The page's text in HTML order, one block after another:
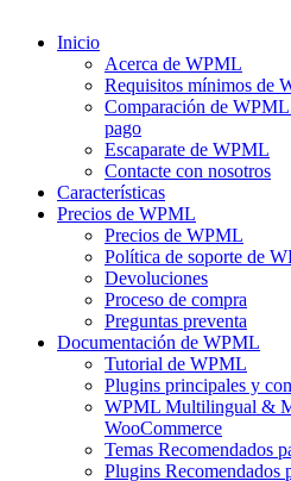
Inicio
Acerca de WPML
Requisitos mínimos de
Comparación de
pago
Escaparate de WPML
Contacte con nosotros
Características
Precios de WPML
Precios de WPML
Política de soporte de
Devoluciones
Proceso de compra
Preguntas preventa
Documentación de WPML
Tutorial de WPML
Plugins principales y
WPML Multilingual &
WooCommerce
Temas Recomendados
Plugins Recomendados